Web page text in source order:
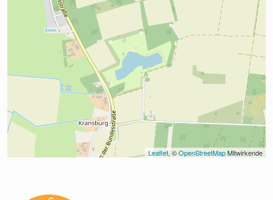
Leaflet, © OpenStreetMap Mitwirkende